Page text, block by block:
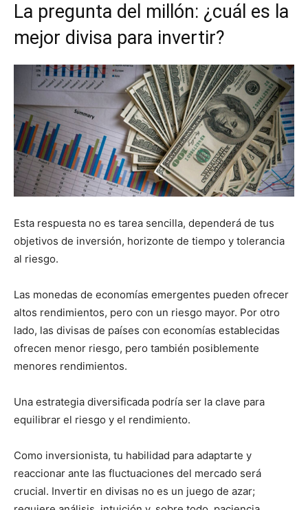
La pregunta del millón: ¿cuál es la
mejor divisa para invertir?
Esta respuesta no es tarea sencilla, dependerá de tus
objetivos de inversión, horizonte de tiempo y tolerancia
al riesgo.
Las monedas de economías emergentes pueden ofrecer
altos rendimientos, pero con un riesgo mayor. Por otro
lado, las divisas de países con economías establecidas
ofrecen menor riesgo, pero también posiblemente
menores rendimientos.
Una estrategia diversificada podría ser la clave para
equilibrar el riesgo y el rendimiento.
Como inversionista, tu habilidad para adaptarte y
reaccionar ante las fluctuaciones del mercado será
crucial. Invertir en divisas no es un juego de azar;